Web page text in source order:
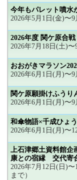
今年もパレット噴水
2026年5月1日(金)〜
2026年度 関ケ原合
2026年7月18日(土)〜
おおがきマラソン
2026年6月1日(月)〜
関ケ原願掛けふうり
2026年6月1日(月)〜
和傘物語×千成ひょ
2026年6月1日(月)〜
上石津郷土資料館企
康との宿縁 交代寄
2026年7月12日(日)
まで）